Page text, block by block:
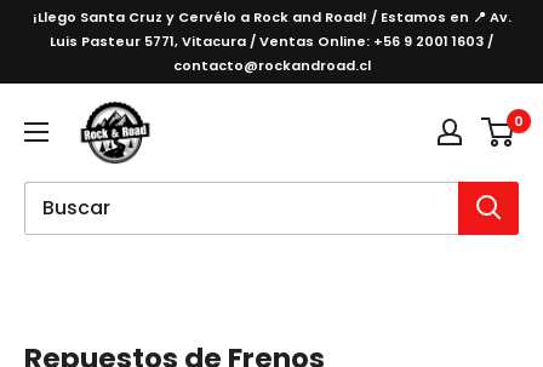
directamente
¡Llego Santa Cruz y Cervélo a Rock and Road! / Estamos en 📍 Av.
Luis Pasteur 5771, Vitacura / Ventas Online: +56 9 2001 1603 /
contacto@rockandroad.cl
Rockandroad 0
Repuestos de Frenos